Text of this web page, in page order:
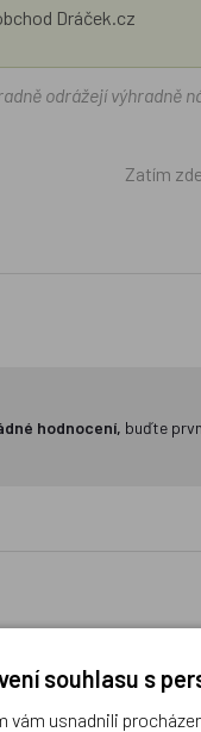
Dráček.cz
odrážejí
Zatím
hodnocení, buďte
Box na hračky Pes
souhlasu s
vám usnadnili